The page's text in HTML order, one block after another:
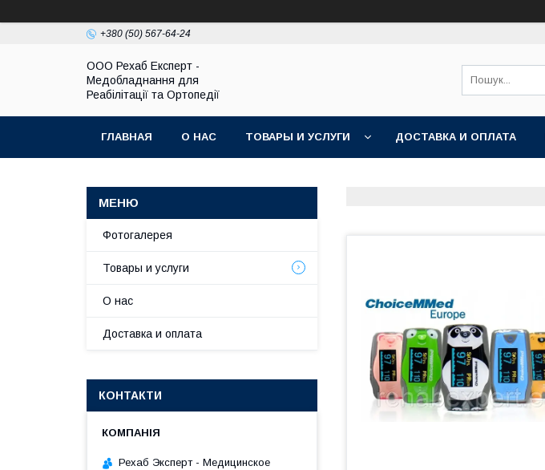
+380 (50) 567-64-24
OOO Рехаб Експерт -
Медобладнання для
Реабілітації та Ортопедії
ГЛАВНАЯ О НАС ТОВАРЫ И УСЛУГИ ДОСТАВКА И ОПЛАТА
Фотогалерея
Товары и услуги
О нас
Доставка и оплата
КОНТАКТИ
Рехаб Эксперт - Медицинское